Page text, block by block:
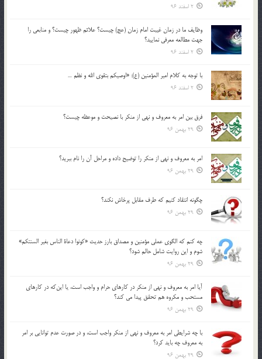
2 اسفند 96
وظايف ما در زمان غيبت امام زمان (عج) چيست؟ علائم ظهور چيست؟ و منابعي را
جهت مطالعه معرفي نماييد؟
2 اسفند 96
با توجه به كلام امير المؤمنين (ع): «اوصيكم بتقوي الله و نظم …
2 اسفند 96
فرق بين امر به معروف و نهي از منكر با نصيحت و موعظه چيست؟
29 بهمن 96
امر به معروف و نهي از منكر را توضيح داده و مراحل آن را نام ببريد؟
29 بهمن 96
چگونه انتقاد كنيم كه طرف مقابل پرخاش نكند؟
29 بهمن 96
چه كنم كه الگوي عملي مؤمنين و مصداق بارز حديث «كونوا دعاة الناس بغير السنتكم»
شوم و اين روايت شامل حالم شود؟
29 بهمن 96
آيا امر به معروف و نهي از منكر در كارهاي حرام و واجب است، يا اين‌كه در كارهاي
مستحب و مكروه هم تحقق پيدا مي كند؟
29 بهمن 96
با چه شرايطي امر به معروف و نهي از منکر واجب است، و در صورت عدم توانايي بر امر
به معروف چه بايد کرد؟
29 بهمن 96